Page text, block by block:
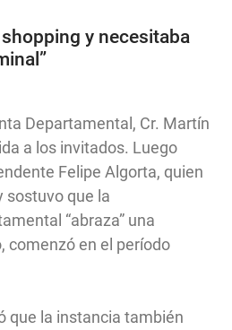
y necesitaba
Departamental, Cr. Martín
a los invitados. Luego
Felipe Algorta, quien
sostuvo que la
“abraza” una
comenzó en el período
que la instancia también